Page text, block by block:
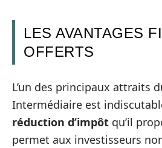
LES AVANTAGES
OFFERTS
L’un des principaux attraits
Intermédiaire est
réduction d’impôt qu’il
permet aux investisseurs